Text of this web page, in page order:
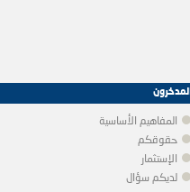
المدخرون
المفاهيم الأساسية
حقوقكم
الإستثمار
لديكم سؤال